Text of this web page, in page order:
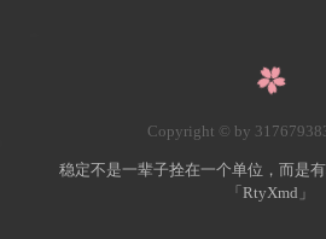
Copyright © by
稳定不是一辈子拴在一个单位，而是
「RtyXmd」